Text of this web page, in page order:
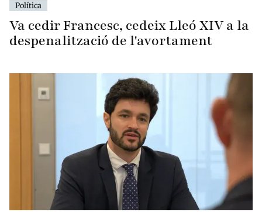
Política
Va cedir Francesc, cedeix Lleó XIV a la
despenalització de l'avortament